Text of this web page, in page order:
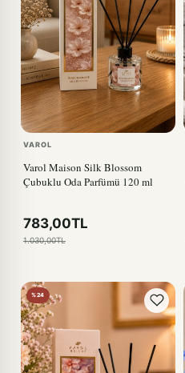
VAROL
Varol Maison Silk Blossom
Çubuklu Oda Parfümü 120 ml
783,00TL
1.030,00TL
%24